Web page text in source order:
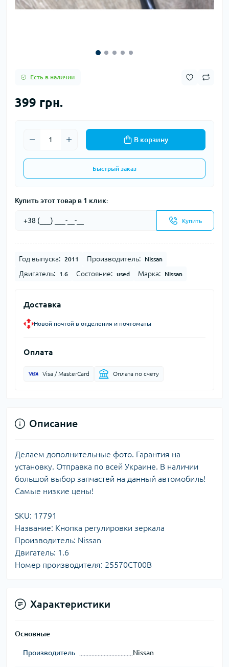
Есть в наличии
399 грн.
В корзину
Быстрый заказ
Купить этот товар в 1 клик:
Купить
Год выпуска: 2011 Производитель: Nissan
Двигатель: 1.6 Состояние: used Марка: Nissan
Доставка
Новой почтой в отделения и почтоматы
Оплата
Visa / MasterCard Оплата по счету
Описание
Делаем дополнительные фото. Гарантия на
установку. Отправка по всей Украине. В наличии
большой выбор запчастей на данный автомобиль!
Самые низкие цены!
SKU: 17791
Название: Кнопка регулировки зеркала
Производитель: Nissan
Двигатель: 1.6
Номер производителя: 25570CT00B
Характеристики
Основные
Производитель Nissan